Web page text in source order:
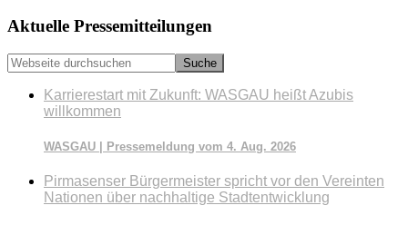
Seitenspalte
Aktuelle Pressemitteilungen
Webseite
durchsuchen
Karrierestart mit Zukunft: WASGAU heißt Azubis
willkommen
WASGAU | Pressemeldung vom 4. Aug. 2026
Pirmasenser Bürgermeister spricht vor den Vereinten
Nationen über nachhaltige Stadtentwicklung